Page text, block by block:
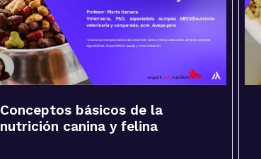
Conceptos básicos de la
nutrición canina y felina